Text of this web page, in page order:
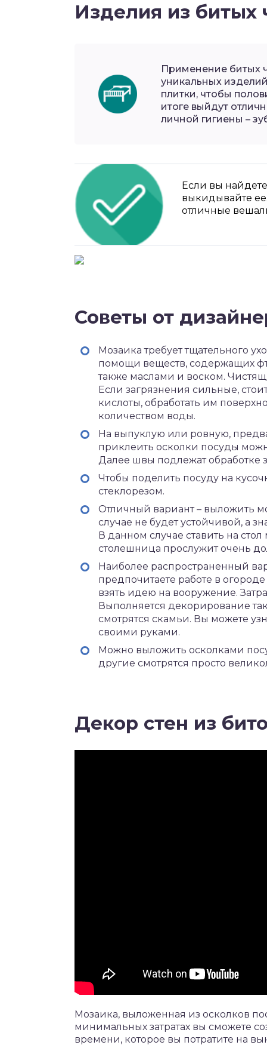
Изделия из
Применение битых
уникальных
плитки, чтобы
итоге выйдут
личной гигиены –
Если вы
выкидывайте
отличные
Советы от
Мозаика требует тщательного
помощи веществ, содержащих
также маслами и воском.
Если загрязнения сильные,
кислоты, обработать им
количеством воды.
На выпуклую или ровную,
приклеить осколки посуды
Далее швы подлежат обработке
Чтобы поделить посуду на
стеклорезом.
Отличный вариант – выложить
случае не будет устойчивой, а
В данном случае ставить на
столешница прослужит очень
Наиболее распространенный
предпочитаете работе в
взять идею на вооружение.
Выполняется декорирование
смотрятся скамьи. Вы можете
своими руками.
Можно выложить осколками
другие смотрятся просто
Декор стен из
Мозаика, выложенная из осколков
минимальных затратах вы сможете
времени, которое вы потратите на